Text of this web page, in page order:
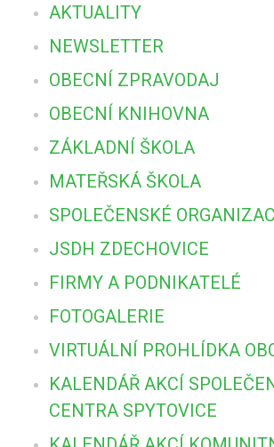
AKTUALITY
NEWSLETTER
OBECNÍ ZPRAVODAJ
OBECNÍ KNIHOVNA
ZÁKLADNÍ ŠKOLA
MATEŘSKÁ ŠKOLA
SPOLEČENSKÉ
JSDH ZDECHOVICE
FIRMY A PODNIKATELÉ
FOTOGALERIE
VIRTUÁLNÍ PROHLÍDKA
KALENDÁŘ AKCÍ
CENTRA SPYTOVICE